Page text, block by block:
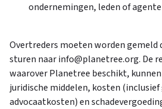
ondernemingen, leden of
Overtreders moeten worden gemeld
sturen naar info@planetree.org. De
waarover Planetree beschikt,
juridische middelen, kosten
advocaatkosten) en